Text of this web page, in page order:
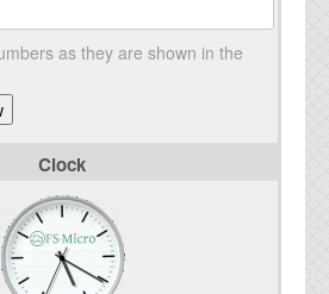
as they are shown in the
Clock